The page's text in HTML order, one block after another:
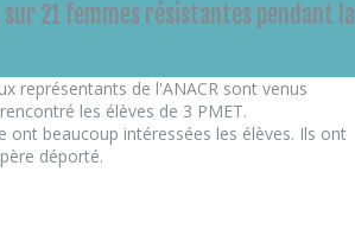
21 femmes résistantes pendant la
représentants de l'ANACR sont venus
les élèves de 3 PMET.
ont beaucoup intéressées les élèves. Ils ont
déporté.